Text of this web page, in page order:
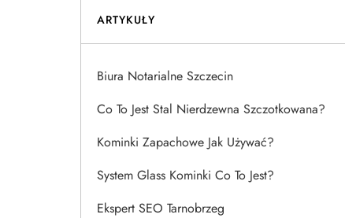
ARTYKUŁY
Biura Notarialne Szczecin
Co To Jest Stal Nierdzewna Szczotkowana?
Kominki Zapachowe Jak Używać?
System Glass Kominki Co To Jest?
Ekspert SEO Tarnobrzeg